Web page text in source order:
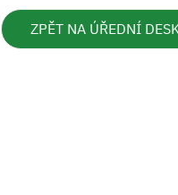
ZPĚT NA ÚŘEDNÍ